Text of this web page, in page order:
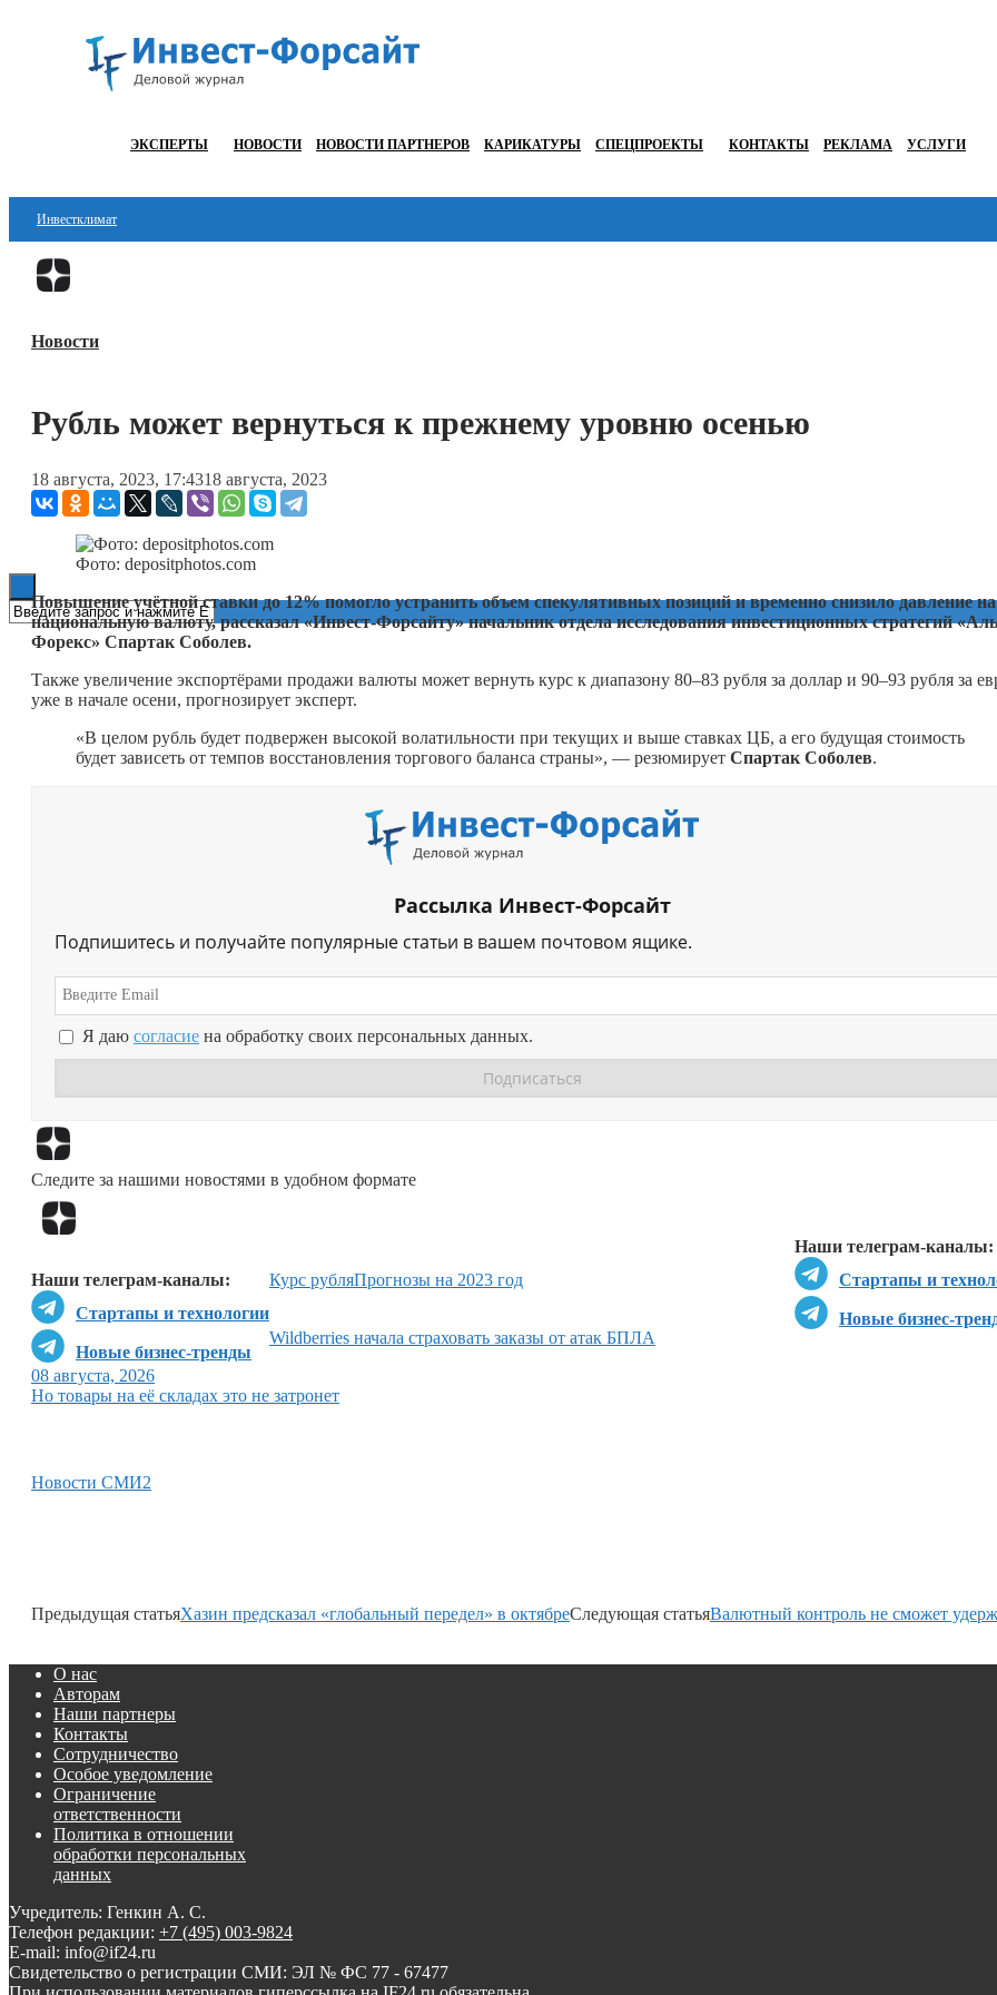
ЭКСПЕРТЫ НОВОСТИ НОВОСТИ ПАРТНЕРОВ КАРИКАТУРЫ СПЕЦПРОЕКТЫ КОНТАКТЫ РЕКЛАМА УСЛУГИ
Инвестклимат
Финансы
Блокчейн
Технологии
ESG
Новости
Рубль может вернуться к прежнему уровню осенью
18 августа, 2023, 17:4318 августа, 2023
Фото: depositphotos.com
Повышение учётной ставки до 12% помогло устранить объем спекулятивных позиций и временно снизило давление на
национальную валюту, рассказал «Инвест-Форсайту» начальник отдела исследования инвестиционных стратегий
Форекс» Спартак Соболев.
Также увеличение экспортёрами продажи валюты может вернуть курс к диапазону 80–83 рубля за доллар и 90–93 рубля за
уже в начале осени, прогнозирует эксперт.
«В целом рубль будет подвержен высокой волатильности при текущих и выше ставках ЦБ, а его будущая стоимость
будет зависеть от темпов восстановления торгового баланса страны», — резюмирует Спартак Соболев.
Рассылка Инвест-Форсайт
Подпишитесь и получайте популярные статьи в вашем почтовом ящике.
Я даю согласие на обработку своих персональных данных.
Следите за нашими новостями в удобном формате
Наши телеграм-каналы:
Стартапы и
Новые бизнес-
Наши телеграм-каналы:
Стартапы и технологии
Новые бизнес-тренды
Курс рубляПрогнозы на 2023 год
Wildberries начала страховать заказы от атак БПЛА
08 августа, 2026
Но товары на её складах это не затронет
Новости СМИ2
Предыдущая статьяХазин предсказал «глобальный передел» в октябреСледующая статьяВалютный контроль не сможет
О нас
Авторам
Наши партнеры
Контакты
Сотрудничество
Особое уведомление
Ограничение
ответственности
Политика в отношении
обработки персональных
данных
Учредитель: Генкин А. С.
Телефон редакции: +7 (495) 003-9824
E-mail: info@if24.ru
Свидетельство о регистрации СМИ: ЭЛ № ФС 77 - 67477